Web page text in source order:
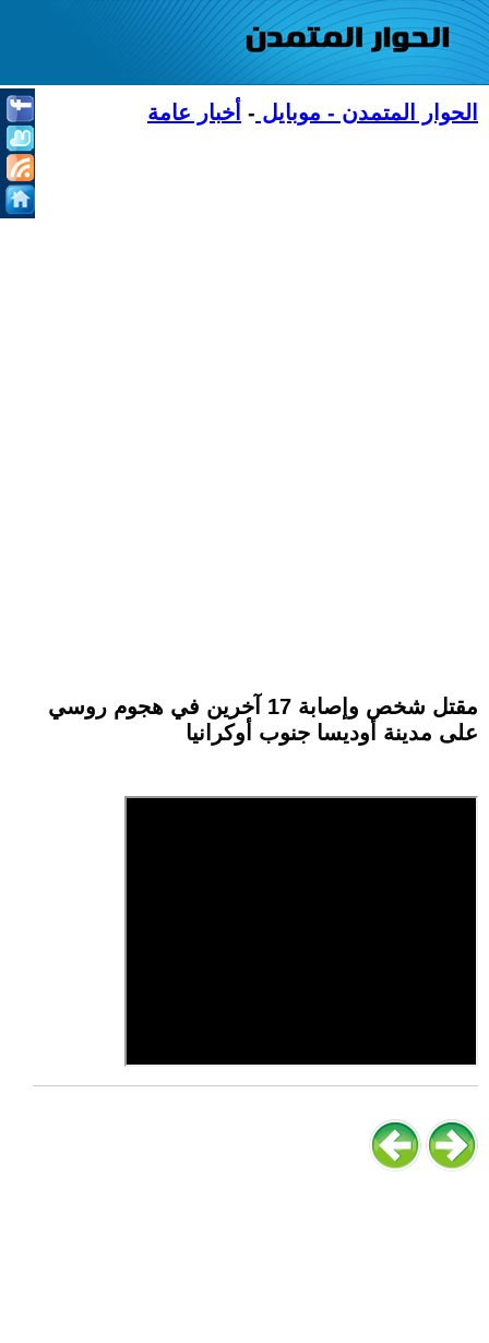
الحوار المتمدن - موبايل - أخبار عامة
مقتل شخص وإصابة 17 آخرين في هجوم روسي
على مدينة أوديسا جنوب أوكرانيا